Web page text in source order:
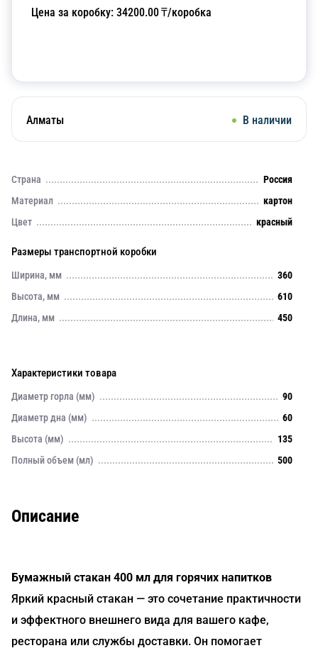
Цена за коробку: 34200.00₸/коробка
Алматы В наличии
Страна
Россия
Материал
картон
Цвет
красный
Размеры транспортной коробки
Ширина, мм
360
Высота, мм
610
Длина, мм
450
Характеристики товара
Диаметр горла (мм)
90
Диаметр дна (мм)
60
Высота (мм)
135
Полный объем (мл)
500
Описание
Бумажный стакан 400 мл для горячих напитков
Яркий красный стакан — это сочетание практичности
и эффектного внешнего вида для вашего кафе,
ресторана или службы доставки. Он помогает